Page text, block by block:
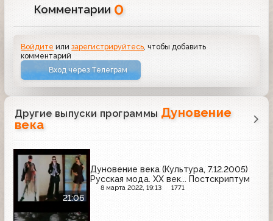
Комментарии 0
Войдите илизарегистрируйтесь , чтобы добавить
комментарий
Вход через Телеграм
Другие выпуски программы Дуновение
века
21:06
Дуновение века (Культура, 7.12.2005)
Русская мода. XX век... Постскриптум
8 марта 2022, 19:13 1771